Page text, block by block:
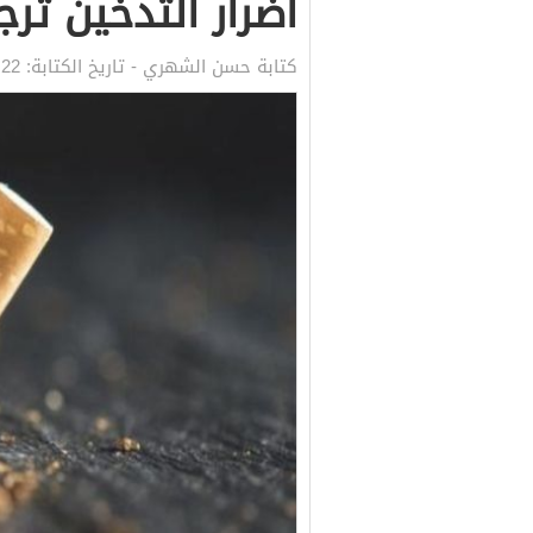
كتابة حسن الشهري - تاريخ الكتابة: 22 يوليو, 2020 3:33